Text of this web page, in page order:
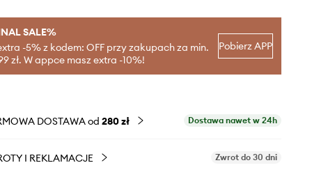
SALE%
-5% z kodem: OFF przy zakupach za min.
zł. W appce masz extra -10%!
Pobierz APP
DOSTAWA od 280 zł Dostawa nawet w 24h
I REKLAMACJE Zwrot do 30 dni